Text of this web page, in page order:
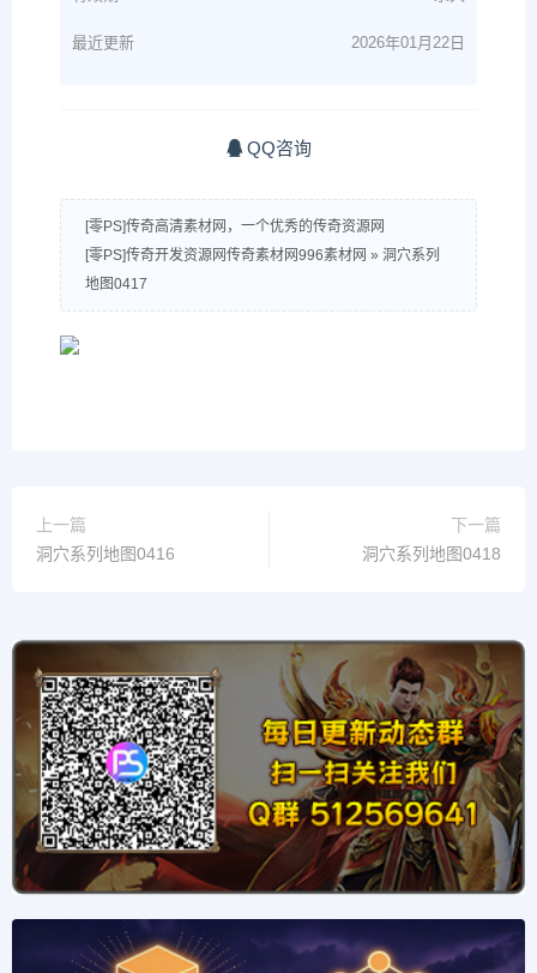
最近更新 2026年01月22日
QQ咨询
[零PS]传奇高清素材网，一个优秀的传奇资源网
[零PS]传奇开发资源网传奇素材网996素材网 » 洞穴系列
地图0417
上一篇
洞穴系列地图0416
下一篇
洞穴系列地图0418